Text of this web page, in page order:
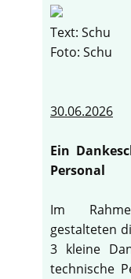
Text: Schu
Foto: Schu
30.06.2026
Ein
Personal
Im
gestalteten
3 kleine
technische